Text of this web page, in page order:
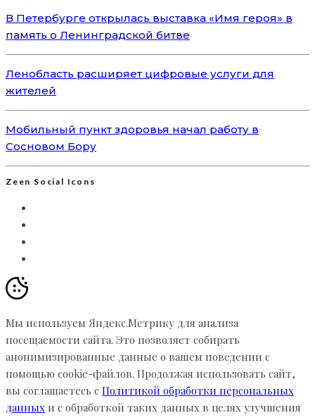
В Петербурге открылась выставка «Имя героя» в
память о Ленинградской битве
Ленобласть расширяет цифровые услуги для
жителей
Мобильный пункт здоровья начал работу в
Сосновом Бору
Zeen Social Icons
Мы используем Яндекс.Метрику для анализа
посещаемости сайта. Это позволяет собирать
анонимизированные данные о вашем поведении с
помощью cookie-файлов. Продолжая использовать сайт,
вы соглашаетесь с Политикой обработки персональных
данных и с обработкой таких данных в целях улучшения